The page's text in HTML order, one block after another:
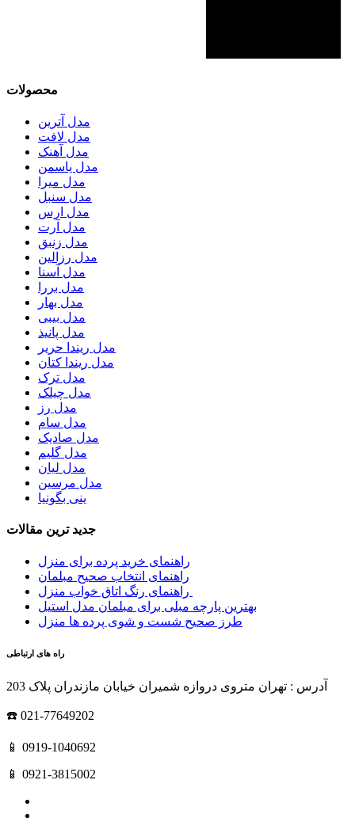
محصولات
مدل آترین
مدل لافت
مدل آهنک
مدل یاسمن
مدل میرا
مدل سنبل
مدل ارس
مدل آرت
مدل زنبق
مدل رزالین
مدل آسنا
مدل بررا
مدل بهار
مدل بیبی
مدل پانیذ
مدل ریندا حریر
مدل ریندا کتان
مدل ترک
مدل چیلک
مدل رز
مدل سام
مدل صادیک
مدل گلیم
مدل لیان
مدل مرسین
ینی بگونیا
جدید ترین مقالات
راهنمای خرید پرده برای منزل
راهنمای انتخاب صحیح مبلمان
بهترین پارچه مبلی برای مبلمان مدل استیل
طرز صحیح شست و شوی پرده ها منزل
راه های ارتباطی
آدرس : تهران متروی دروازه شمیران خیابان مازندران پلاک 203
☎️ 021-77649202
📱 0919-1040692
📱 0921-3815002